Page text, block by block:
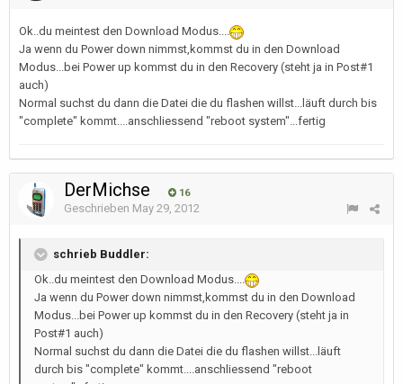
Ok..du meintest den Download Modus....
Ja wenn du Power down nimmst,kommst du in den Download
Modus...bei Power up kommst du in den Recovery (steht ja in Post#1
auch)
Normal suchst du dann die Datei die du flashen willst...läuft durch bis
"complete" kommt....anschliessend "reboot system"...fertig
DerMichse 16
Geschrieben May 29, 2012
schrieb Buddler:
Ok..du meintest den Download Modus....
Ja wenn du Power down nimmst,kommst du in den Download
Modus...bei Power up kommst du in den Recovery (steht ja in
Post#1 auch)
Normal suchst du dann die Datei die du flashen willst...läuft
durch bis "complete" kommt....anschliessend "reboot